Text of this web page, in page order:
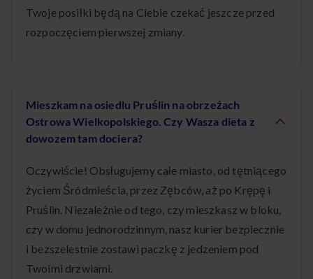
Twoje posiłki będą na Ciebie czekać jeszcze przed
rozpoczęciem pierwszej zmiany.
Mieszkam na osiedlu Pruślin na obrzeżach
Ostrowa Wielkopolskiego. Czy Wasza dieta z
dowozem tam dociera?
Oczywiście! Obsługujemy całe miasto, od tętniącego
życiem Śródmieścia, przez Zębców, aż po Krępę i
Pruślin. Niezależnie od tego, czy mieszkasz w bloku,
czy w domu jednorodzinnym, nasz kurier bezpiecznie
i bezszelestnie zostawi paczkę z jedzeniem pod
Twoimi drzwiami.